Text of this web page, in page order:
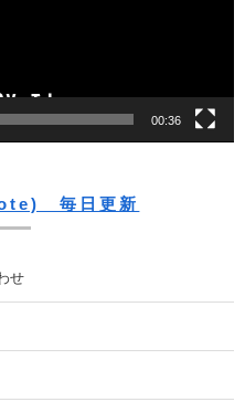
00:36
毎日更新
せ